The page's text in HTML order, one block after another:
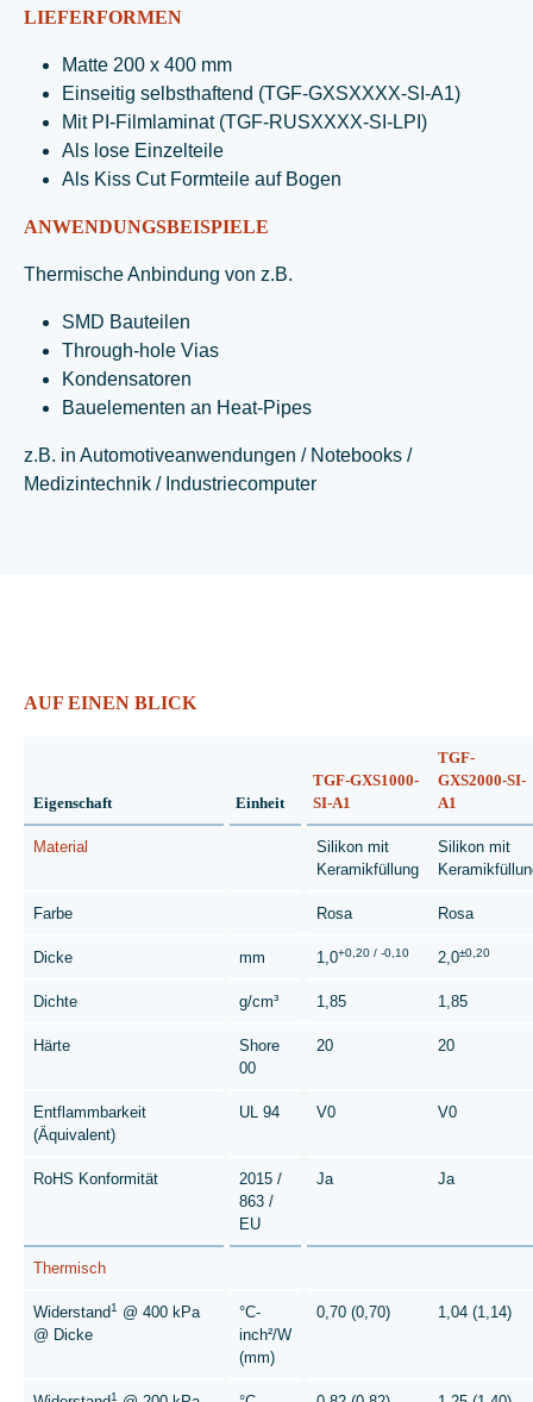
LIEFERFORMEN
Matte 200 x 400 mm
Einseitig selbsthaftend (TGF-GXSXXXX-SI-A1)
Mit PI-Filmlaminat (TGF-RUSXXXX-SI-LPI)
Als lose Einzelteile
Als Kiss Cut Formteile auf Bogen
ANWENDUNGSBEISPIELE
Thermische Anbindung von z.B.
SMD Bauteilen
Through-hole Vias
Kondensatoren
Bauelementen an Heat-Pipes
z.B. in Automotiveanwendungen / Notebooks /
Medizintechnik / Industriecomputer
AUF EINEN BLICK
Eigenschaft Einheit
TGF-GXS1000-
SI-A1
TGF-
GXS2000-SI-
A1
Material
Silikon mit
Keramikfüllung
Silikon mit
Farbe Rosa Rosa
Dicke mm 1,0+0,20 / -0,10 2,0±0,20
Dichte g/cm³ 1,85 1,85
Härte
Shore
00
20 20
Entflammbarkeit
(Äquivalent)
UL 94 V0 V0
RoHS Konformität
2015 /
863 /
EU
Ja Ja
Thermisch
Widerstand1
@ 400 kPa
@ Dicke
°C-
inch²/W
(mm)
0,70 (0,70) 1,04 (1,14)
1